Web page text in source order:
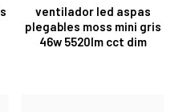
ventilador led aspas
plegables moss mini gris
46w 5520lm cct dim